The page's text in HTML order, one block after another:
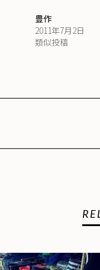
豊作
2011年7月2日
類似投稿